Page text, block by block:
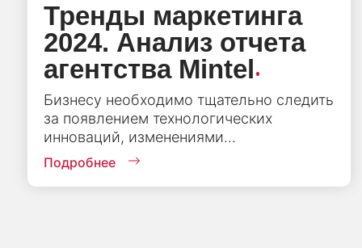
Тренды маркетинга
2024. Анализ отчета
агентства Mintel.
Бизнесу необходимо тщательно следить
за появлением технологических
инноваций, изменениями...
Подробнее